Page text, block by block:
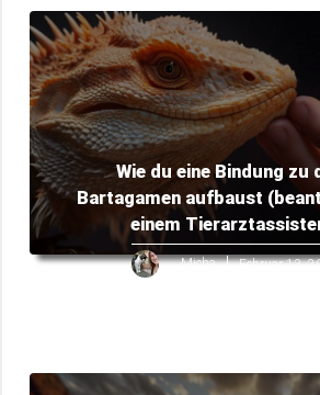
Wie du eine Bindung zu
Bartagamen aufbaust
einem
Micha Februar 13,